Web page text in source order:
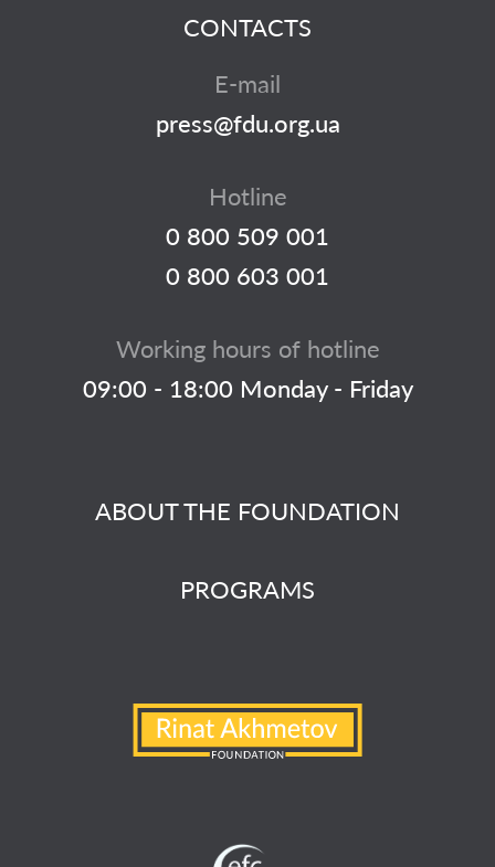
ABOUT THE FOUNDATION
PROGRAMS
CONTACTS
E-mail
press@fdu.org.ua
Hotline
0 800 509 001
0 800 603 001
Working hours of hotline
09:00 - 18:00 Monday - Friday